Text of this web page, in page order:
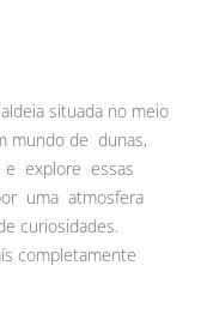
situada no meio
mundo de dunas,
explore essas
uma atmosfera
curiosidades.
completamente